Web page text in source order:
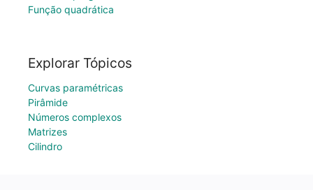
Função quadrática
Explorar Tópicos
Curvas paramétricas
Pirâmide
Números complexos
Matrizes
Cilindro